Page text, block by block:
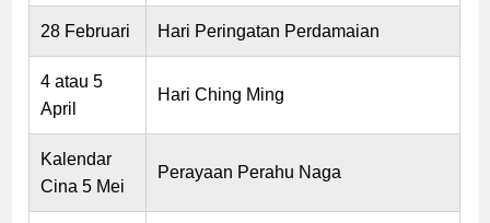
28 Februari Hari Peringatan Perdamaian
4 atau 5
April
Hari Ching Ming
Kalendar
Cina 5 Mei
Perayaan Perahu Naga